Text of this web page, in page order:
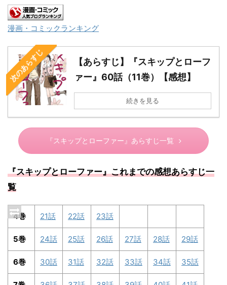
漫画・コミックランキング
次のあらすじ
【あらすじ】『スキップとローフ
ァー』60話（11巻）【感想】
続きを見る
『スキップとローファー』あらすじ一覧
『スキップとローファー』これまでの感想あらすじ一
覧
4巻 21話 22話 23話
5巻 24話 25話 26話 27話 28話 29話
6巻 30話 31話 32話 33話 34話 35話